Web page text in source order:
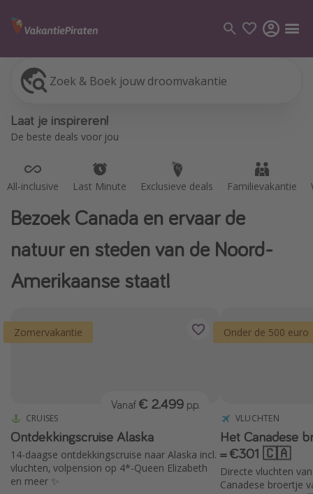
Zoek & Boek jouw droomvakantie
Laat je inspireren!
De beste deals voor jou
All-inclusive Last Minute Exclusieve deals Familievakantie
All-inclusive
Vluchten
Vakanties
Canarische Eilanden
Thailand
Egypte
Bali
Type vakantie
Bezoek Canada en ervaar de
natuur en steden van de Noord-
Amerikaanse staat!
Zomervakantie
CRUISES
Ontdekkingscruise Alaska
14-daagse ontdekkingscruise naar Alaska incl.
vluchten, volpension op 4*-Queen Elizabeth
en meer ✨
Vanaf € 2.499 p.p.
Onder de 500 euro
VLUCHTEN
Het Canadese
= €301 🇨🇦
Directe vluchten
Canadese broertje